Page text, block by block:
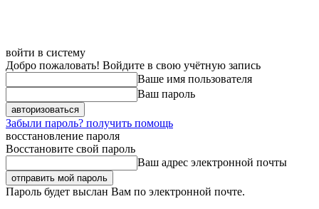
войти в систему
Добро пожаловать! Войдите в свою учётную запись
Ваше имя пользователя
Ваш пароль
Забыли пароль? получить помощь
восстановление пароля
Восстановите свой пароль
Ваш адрес электронной почты
Пароль будет выслан Вам по электронной почте.